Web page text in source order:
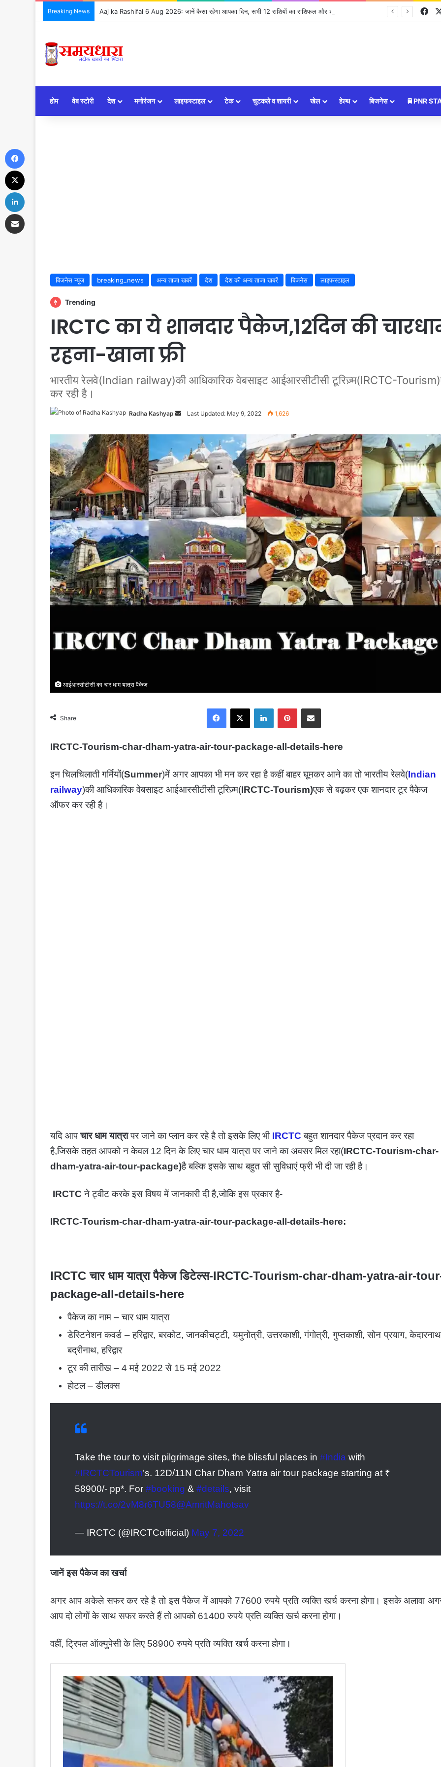
Breaking News Aaj ka Rashifal 6 Aug 2026: जानें कैसा रहेगा आपका दिन, सभी 12 राशियों का राशिफल और शुभ उपाय ⭐
होम वेब स्टोरी देश मनोरंजन लाइफस्टाइल टेक चुटकले व शायरी खेल हेल्थ बिजनेस 🚆PNR
बिजनेस न्यूज breaking_news अन्य ताजा खबरें देश देश की अन्य ताजा खबरें बिजनेस लाइफस्टाइल
Trending
IRCTC का ये शानदार पैकेज,12दिन की
रहना-खाना फ्री
भारतीय रेलवे(Indian railway)की आधिकारिक वेबसाइट आईआरसीटीसी टूरिज़्म(IRCTC-
कर रही है।
Radha Kashyap
Send
Last Updated: May 9, 2022 1,626
आईआरसीटीसी का चार धाम यात्रा पैकेज
Share
Facebook X LinkedIn Pinterest Share via Email
IRCTC-Tourism-char-dham-yatra-air-tour-package-all-details-here
इन चिलचिलाती गर्मियों(Summer)में अगर आपका भी मन कर रहा है कहीं बाहर घूमकर आने का तो भारतीय रेलवे(Indian
railway)की आधिकारिक वेबसाइट आईआरसीटीसी टूरिज़्म(IRCTC-Tourism)एक से बढ़कर एक शानदार टूर पैकेज
ऑफर कर रही है।
यदि आपचार धाम यात्रापर जाने का प्लान कर रहे है तो इसके लिए भी IRCTCबहुत शानदार पैकेज प्रदान कर रहा
है,जिसके तहत आपको न केवल 12 दिन के लिए चार धाम यात्रा पर जाने का अवसर मिल रहा(IRCTC-Tourism-char-
dham-yatra-air-tour-package)है बल्कि इसके साथ बहुत सी सुविधाएं फ्री भी दी जा रही है।
IRCTC ने ट्वीट करके इस विषय में जानकारी दी है,जोकि इस प्रकार है-
IRCTC-Tourism-char-dham-yatra-air-tour-package-all-details-here:
IRCTC चार धाम यात्रा पैकेज डिटेल्स-IRCTC-Tourism-char-dham-yatra-air-
package-all-details-here
पैकेज का नाम – चार धाम यात्रा
डेस्टिनेशन कवर्ड – हरिद्वार, बरकोट, जानकीचट्टी, यमुनोत्री, उत्तरकाशी, गंगोत्री, गुप्तकाशी, सोन प्रयाग,
बद्रीनाथ, हरिद्वार
टूर की तारीख – 4 मई 2022 से 15 मई 2022
होटल – डीलक्स
Take the tour to visit pilgrimage sites, the blissful places in #India with
#IRCTCTourism’s. 12D/11N Char Dham Yatra air tour package starting at ₹
58900/- pp*. For #booking & #details, visit
https://t.co/2vM8r6TU58@AmritMahotsav
— IRCTC (@IRCTCofficial) May 7, 2022
जानें इस पैकेज का खर्चा
अगर आप अकेले सफर कर रहे है तो इस पैकेज में आपको 77600 रुपये प्रति व्यक्ति खर्च करना होगा। इसके अलावा
आप दो लोगों के साथ सफर करते हैं तो आपको 61400 रुपये प्रति व्यक्ति खर्च करना होगा।
वहीं, ट्रिपल ऑक्युपेसी के लिए 58900 रुपये प्रति व्यक्ति खर्च करना होगा।